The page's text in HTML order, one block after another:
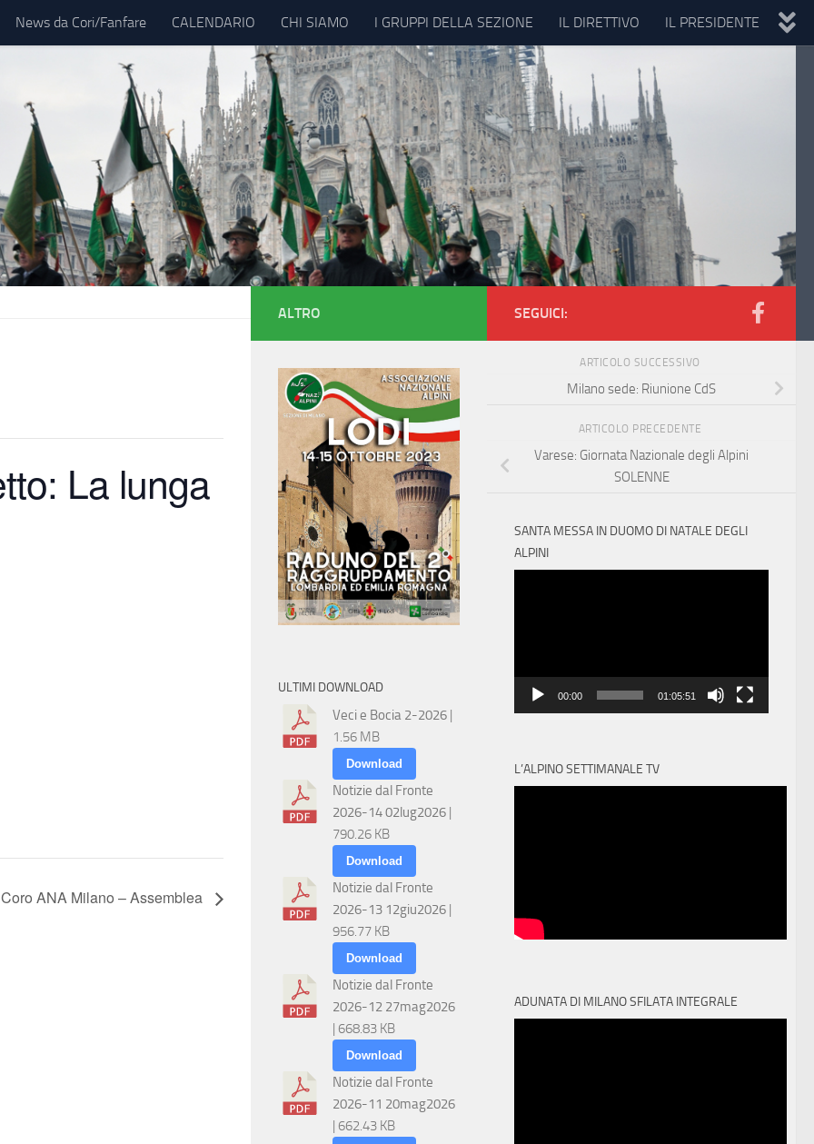
News da Cori/Fanfare CALENDARIO CHI SIAMO I GRUPPI DELLA SEZIONE IL DIRETTIVO IL PRESIDENTE
La lunga
Coro ANA Milano – Assemblea
SEGUICI:
ARTICOLO SUCCESSIVO
Milano sede: Riunione CdS
ARTICOLO PRECEDENTE
Varese: Giornata Nazionale degli Alpini
SOLENNE
SANTA MESSA IN DUOMO DI NATALE DEGLI
ALPINI
00:00 01:05:51
L’ALPINO SETTIMANALE TV
ADUNATA DI MILANO SFILATA INTEGRALE
ALTRO
ULTIMI DOWNLOAD
Veci e Bocia 2-2026 |
1.56 MB
Download
Notizie dal Fronte
2026-14 02lug2026 |
790.26 KB
Download
Notizie dal Fronte
2026-13 12giu2026 |
956.77 KB
Download
Notizie dal Fronte
2026-12 27mag2026
| 668.83 KB
Download
Notizie dal Fronte
2026-11 20mag2026
| 662.43 KB